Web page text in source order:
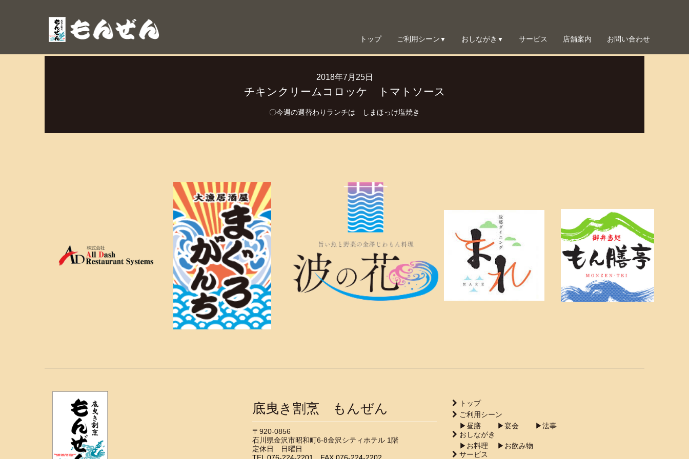
トップ ご利用シーン ▼ おしながき ▼ サービス 店舗案内 お問い合わせ
2018年7月25日
チキンクリームコロッケ トマトソース
〇今週の週替わりランチは しまほっけ塩焼き
底曳き割烹 もんぜん
〒920-0856
石川県金沢市昭和町6-8金沢シティホテル 1階
定休日 日曜日
トップ
ご利用シーン
▶︎昼膳
▶︎宴会
▶︎法事
おしながき
▶︎お料理
▶︎お飲み物
サービス